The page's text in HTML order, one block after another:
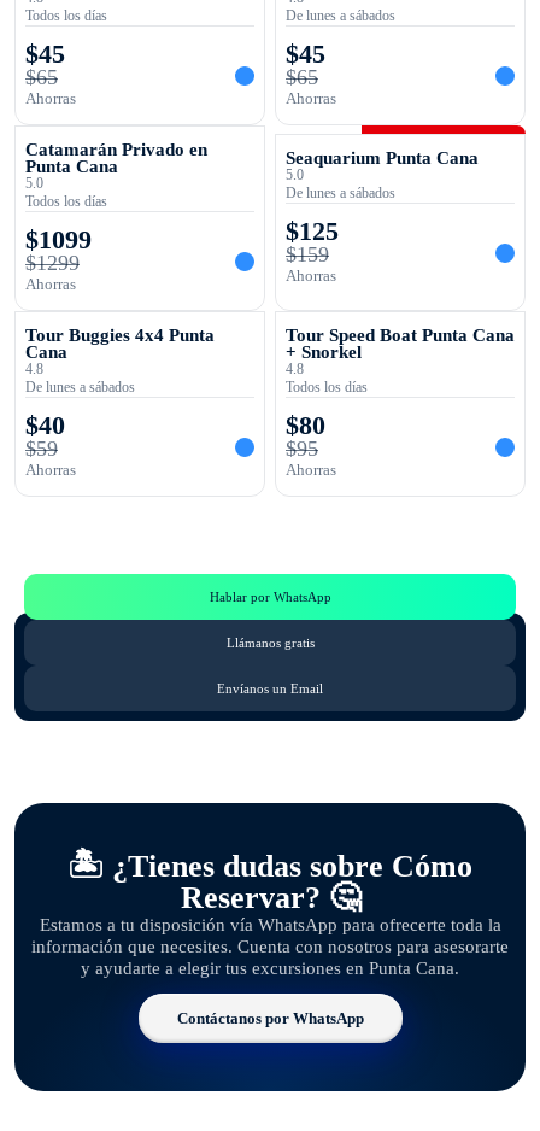
Todos los días
$45
$65
Ahorras
De lunes a sábados
$45
$65
Ahorras
OFERTA TEMPORAL
Catamarán Privado en
Punta Cana
5.0
Todos los días
$1099
$1299
Ahorras
Seaquarium Punta Cana
5.0
De lunes a sábados
$125
$159
Ahorras
OFERTA TEMPORAL
Tour Buggies 4x4 Punta
Cana
4.8
De lunes a sábados
$40
$59
Ahorras
OFERTA TEMPORAL
Tour Speed Boat Punta Cana
+ Snorkel
4.8
Todos los días
$80
$95
Ahorras
Hablar por WhatsApp
Llámanos gratis
Envíanos un Email
🏝️ ¿Tienes dudas sobre Cómo
Reservar? 🤔
Estamos a tu disposición vía WhatsApp para ofrecerte toda la
información que necesites. Cuenta con nosotros para asesorarte
y ayudarte a elegir tus excursiones en Punta Cana.
Contáctanos por WhatsApp